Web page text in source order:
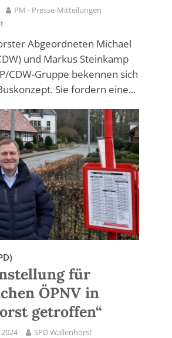
PM - Presse-Mitteilungen
Abgeordneten Michael
und Markus Steinkamp
CDW-Gruppe bekennen sich
Sie fordern eine...
für
ÖPNV in
getroffen“
SPD Wallenhorst